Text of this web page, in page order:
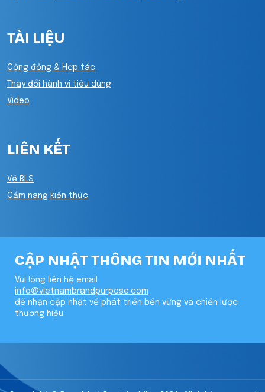
TÀI LIỆU
Cộng đồng & Hợp tác
Thay đổi hành vi tiêu dùng
Video
LIÊN KẾT
Về BLS
Cẩm nang kiến thức
CẬP NHẬT THÔNG TIN MỚI NHẤT
Vui lòng liên hệ email
info@vietnambrandpurpose.com
để nhận cập nhật về phát triển bền vững và chiến lược
thương hiệu.